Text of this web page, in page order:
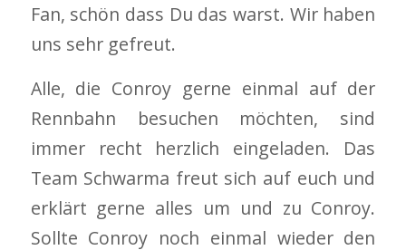
Fan, schön dass Du das warst. Wir haben
uns sehr gefreut.
Alle, die Conroy gerne einmal auf der
Rennbahn besuchen möchten, sind
immer recht herzlich eingeladen. Das
Team Schwarma freut sich auf euch und
erklärt gerne alles um und zu Conroy.
Sollte Conroy noch einmal wieder den